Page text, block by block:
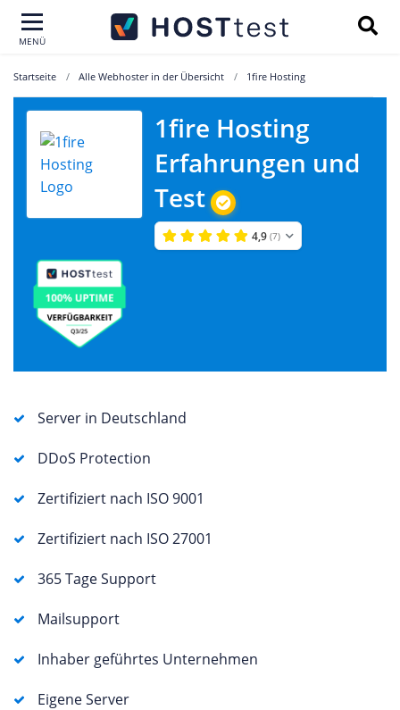
MENÜ
Startseite Alle Webhoster in der Übersicht 1fire Hosting
1fire Hosting
Erfahrungen und
Test
4,9 (7)
Server in Deutschland
DDoS Protection
Zertifiziert nach ISO 9001
Zertifiziert nach ISO 27001
365 Tage Support
Mailsupport
Inhaber geführtes Unternehmen
Eigene Server